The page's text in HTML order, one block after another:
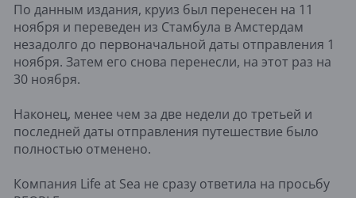
По данным издания, круиз был перенесен на 11
ноября и переведен из Стамбула в Амстердам
незадолго до первоначальной даты отправления 1
ноября. Затем его снова перенесли, на этот раз на
30 ноября.
Наконец, менее чем за две недели до третьей и
последней даты отправления путешествие было
полностью отменено.
Компания Life at Sea не сразу ответила на просьбу